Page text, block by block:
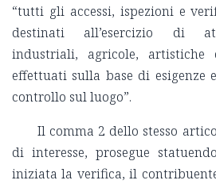
“tutti gli accessi, ispezioni e
destinati all’esercizio di
industriali, agricole, artistiche
effettuati sulla base di esigenze
controllo sul luogo”.
Il comma 2 dello stesso
di interesse, prosegue
iniziata la verifica, il